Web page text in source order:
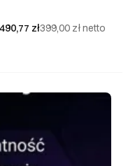
490,77 zł399,00 złnetto